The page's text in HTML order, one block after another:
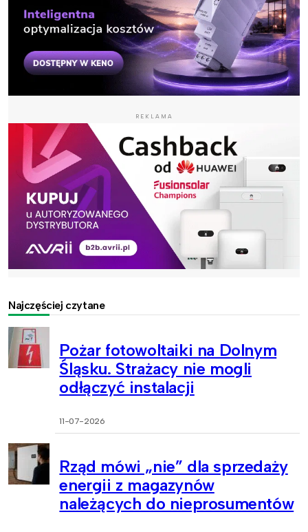
REKLAMA
Najczęściej czytane
Pożar fotowoltaiki na Dolnym
Śląsku. Strażacy nie mogli
odłączyć instalacji
11-07-2026
Rząd mówi „nie” dla sprzedaży
energii z magazynów
należących do nieprosumentów